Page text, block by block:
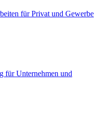
für Privat und Gewerbe
für Unternehmen und